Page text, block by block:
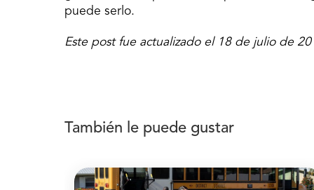
puede serlo.
Este post fue actualizado el 18 de julio de
También le puede gustar